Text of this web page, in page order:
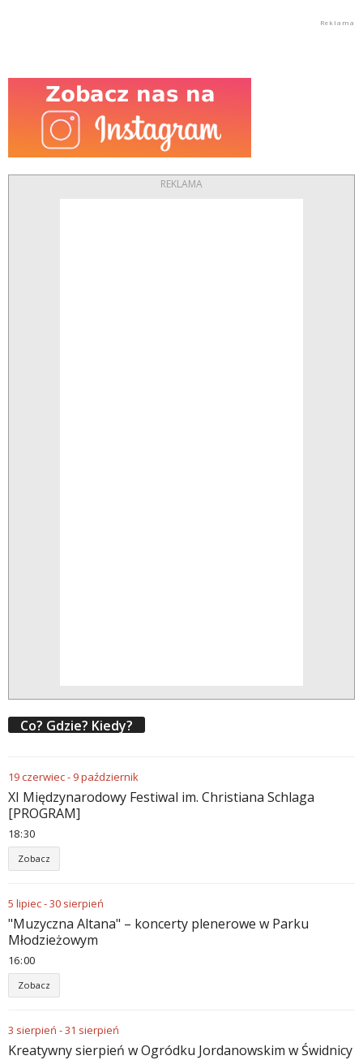
REKLAMA
Co? Gdzie? Kiedy?
19czerwiec- 9październik
XI Międzynarodowy Festiwal im. Christiana Schlaga
[PROGRAM]
18:30
Zobacz
5 lipiec-30 sierpień
"Muzyczna Altana" – koncerty plenerowe w Parku
Młodzieżowym
16:00
Zobacz
3 sierpień -31 sierpień
Kreatywny sierpień w Ogródku Jordanowskim w Świdnicy